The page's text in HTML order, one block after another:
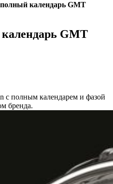
календарь GMT
GMT
с полным календарем и фазой
бренда.